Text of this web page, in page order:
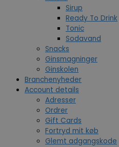
Sirup
Ready To Drink
Tonic
Sodavand
Snacks
Ginsmagninger
Ginskolen
Branchenyheder
Account details
Adresser
Ordrer
Gift Cards
Fortryd mit køb
Glemt adgangskode